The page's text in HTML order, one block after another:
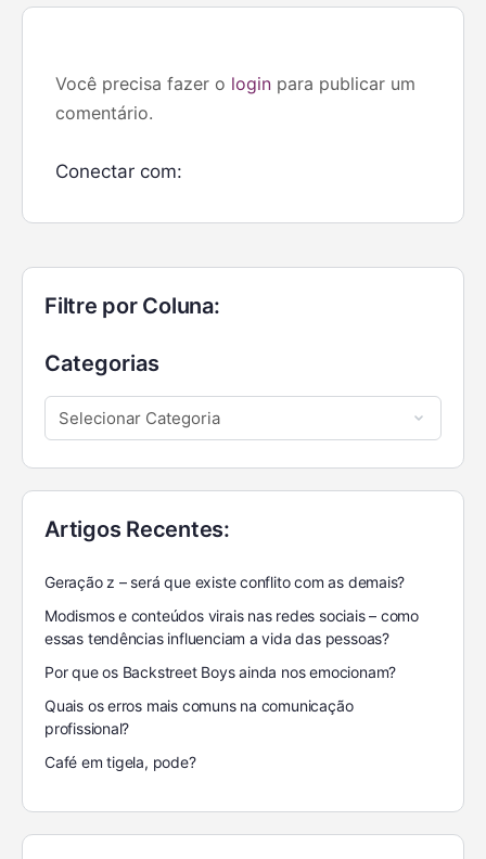
Você precisa fazer o login para publicar um
comentário.
Conectar com:
Filtre por Coluna:
Categorias
Artigos Recentes:
Geração z – será que existe conflito com as demais?
Modismos e conteúdos virais nas redes sociais – como
essas tendências influenciam a vida das pessoas?
Por que os Backstreet Boys ainda nos emocionam?
Quais os erros mais comuns na comunicação
profissional?
Café em tigela, pode?